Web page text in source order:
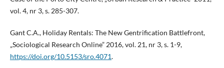
vol. 4, nr 3, s. 285-307.
Gant C.A., Holiday Rentals: The New Gentrification Battlefront,
„Sociological Research Online” 2016, vol. 21, nr 3, s. 1-9,
https://doi.org/10.5153/sro.4071.